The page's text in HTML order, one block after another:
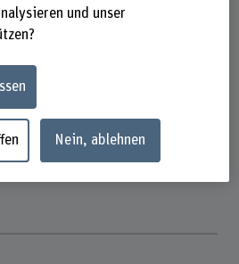
und unser
Nein, ablehnen